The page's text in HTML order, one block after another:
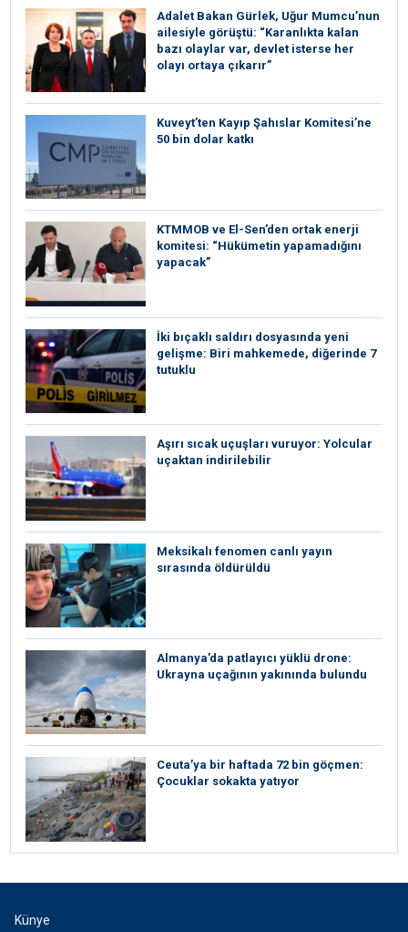
Adalet Bakan Gürlek, Uğur Mumcu’nun
ailesiyle görüştü: “Karanlıkta kalan
bazı olaylar var, devlet isterse her
olayı ortaya çıkarır”
Kuveyt’ten Kayıp Şahıslar Komitesi’ne
50 bin dolar katkı
KTMMOB ve El-Sen’den ortak enerji
komitesi: “Hükümetin yapamadığını
yapacak”
İki bıçaklı saldırı dosyasında yeni
gelişme: Biri mahkemede, diğerinde 7
tutuklu
Aşırı sıcak uçuşları vuruyor: Yolcular
uçaktan indirilebilir
Meksikalı fenomen canlı yayın
sırasında öldürüldü
Almanya’da patlayıcı yüklü drone:
Ukrayna uçağının yakınında bulundu
Ceuta’ya bir haftada 72 bin göçmen:
Çocuklar sokakta yatıyor
Künye